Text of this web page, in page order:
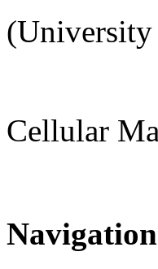
Cellular